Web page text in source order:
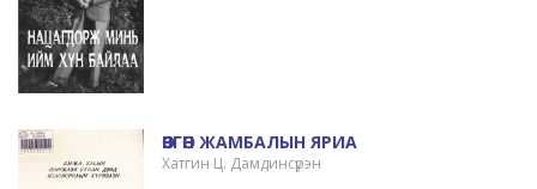
ӨВГӨН ЖАМБАЛЫН ЯРИА
Хатгин Ц. Дамдинсүрэн